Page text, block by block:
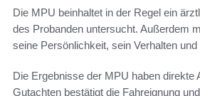
Die MPU beinhaltet in der Regel ein
des Probanden untersucht. Außerdem
seine Persönlichkeit, sein Verhalten
Die Ergebnisse der MPU haben
Gutachten bestätigt die Fahreignung